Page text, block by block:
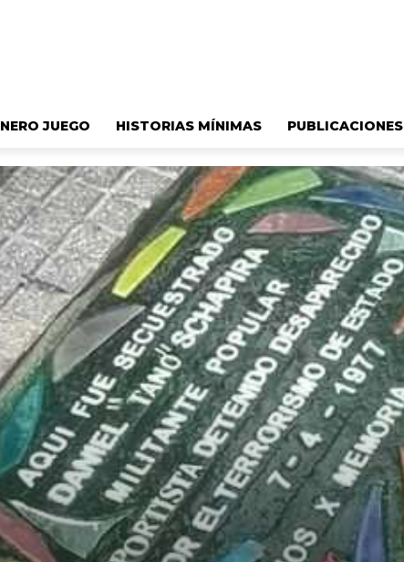
JUEGO HISTORIAS MÍNIMAS PUBLICACIONES